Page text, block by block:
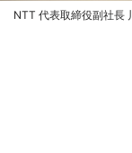
NTT 代表取締役副社長